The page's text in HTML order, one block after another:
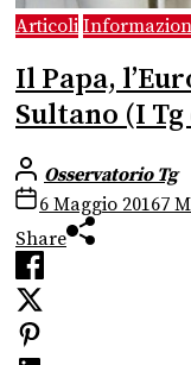
Articoli
Il Papa,
Sultano (I
Osservatorio Tg
6 Maggio 20167
Share